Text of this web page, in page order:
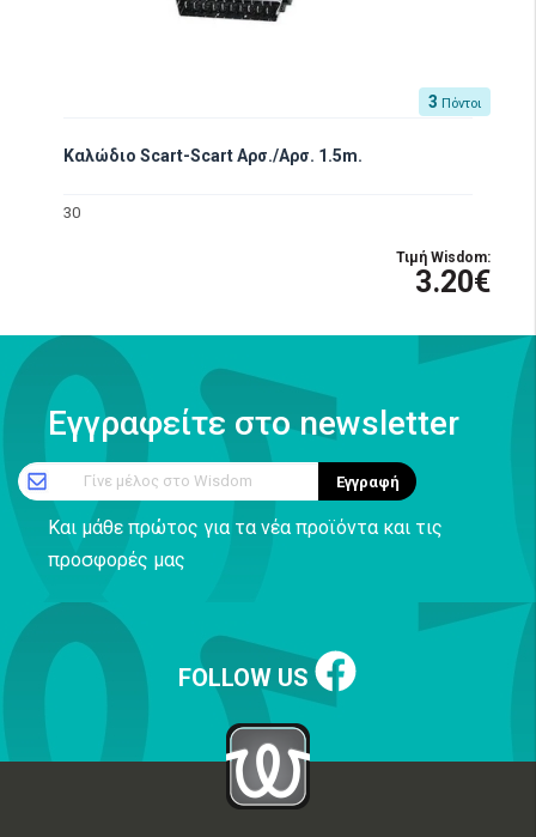
3 Πόντοι
Καλώδιο Scart-Scart Αρσ./Αρσ. 1.5m.
30
Τιμή Wisdom:
3.20€
Εγγραφείτε στο newsletter
Γίνε μέλος στο Wisdom Εγγραφή
Και μάθε πρώτος για τα νέα προϊόντα και τις
προσφορές μας
FOLLOW US